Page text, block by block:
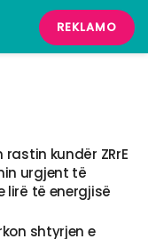
REKLAMO
kundër ZRrE
urgjent të
lirë të energjisë
shtyrjen e